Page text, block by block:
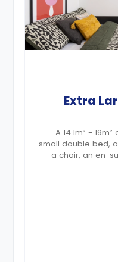
Extra
A 14.1m² -
small double bed,
a chair, an en-
area and a